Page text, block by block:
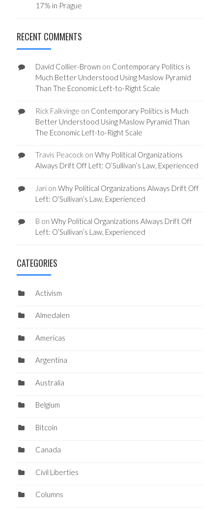
17% in Prague
RECENT COMMENTS
David Collier-Brown on Contemporary Politics is
Much Better Understood Using Maslow Pyramid
Than The Economic Left-to-Right Scale
Rick Falkvinge on Contemporary Politics is Much
Better Understood Using Maslow Pyramid Than
The Economic Left-to-Right Scale
Travis Peacockon Why Political Organizations
Always Drift Off Left: O’Sullivan’s Law, Experienced
Jarion Why Political Organizations Always Drift Off
Left: O’Sullivan’s Law, Experienced
B on Why Political Organizations Always Drift Off
Left: O’Sullivan’s Law, Experienced
CATEGORIES
Activism
Almedalen
Americas
Argentina
Australia
Belgium
Bitcoin
Canada
Civil Liberties
Columns